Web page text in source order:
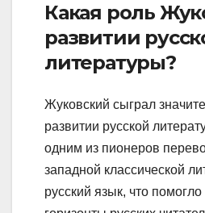
Какая роль
развитии
литературы?
Жуковский сыграл
развитии русской
одним из пионеров
западной классической
русский язык, что